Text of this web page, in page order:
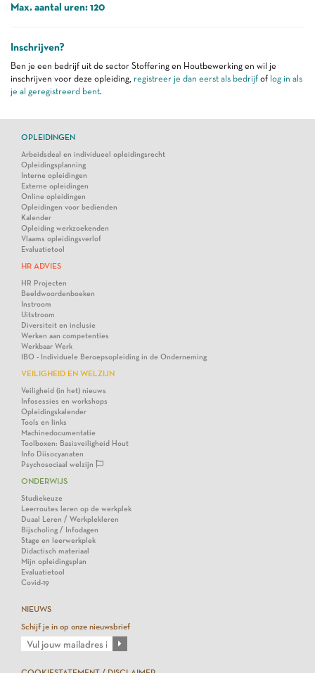
Max. aantal uren: 120
Inschrijven?
Ben je een bedrijf uit de sector Stoffering en Houtbewerking en wil je
inschrijven voor deze opleiding, registreer je dan eerst als bedrijf of log in als
je al geregistreerd bent.
OPLEIDINGEN
Arbeidsdeal en individueel opleidingsrecht
Opleidingsplanning
Interne opleidingen
Externe opleidingen
Online opleidingen
Opleidingen voor bedienden
Kalender
Opleiding werkzoekenden
Vlaams opleidingsverlof
Evaluatietool
HR ADVIES
HR Projecten
Beeldwoordenboeken
Instroom
Uitstroom
Diversiteit en inclusie
Werken aan competenties
Werkbaar Werk
IBO - Individuele Beroepsopleiding in de Onderneming
VEILIGHEID EN WELZIJN
Veiligheid (in het) nieuws
Infosessies en workshops
Opleidingskalender
Tools en links
Machinedocumentatie
Toolboxen: Basisveiligheid Hout
Info Diisocyanaten
Psychosociaal welzijn
ONDERWIJS
Studiekeuze
Leerroutes leren op de werkplek
Duaal Leren / Werkplekleren
Bijscholing / Infodagen
Stage en leerwerkplek
Didactisch materiaal
Mijn opleidingsplan
Evaluatietool
Covid-19
NIEUWS
Schijf je in op onze nieuwsbrief